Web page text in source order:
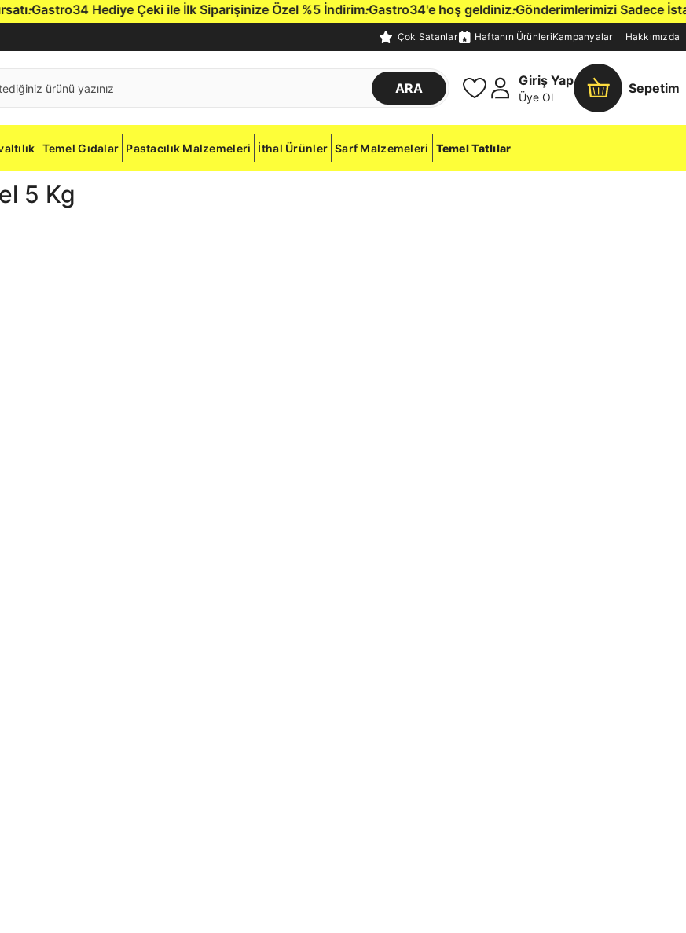
Gastro34 Hediye Çeki ile İlk Siparişinize Özel %5 İndirim.Gastro34'e hoş geldiniz.Gönderimlerimizi Sadece
Çok Satanlar Haftanın ÜrünleriKampanyalar Hakkımızda
ARA
Giriş Yap
Üye Ol
Sepetim
Temel Gıdalar Pastacılık Malzemeleri İthal Ürünler Sarf Malzemeleri Temel Tatlılar
5 Kg